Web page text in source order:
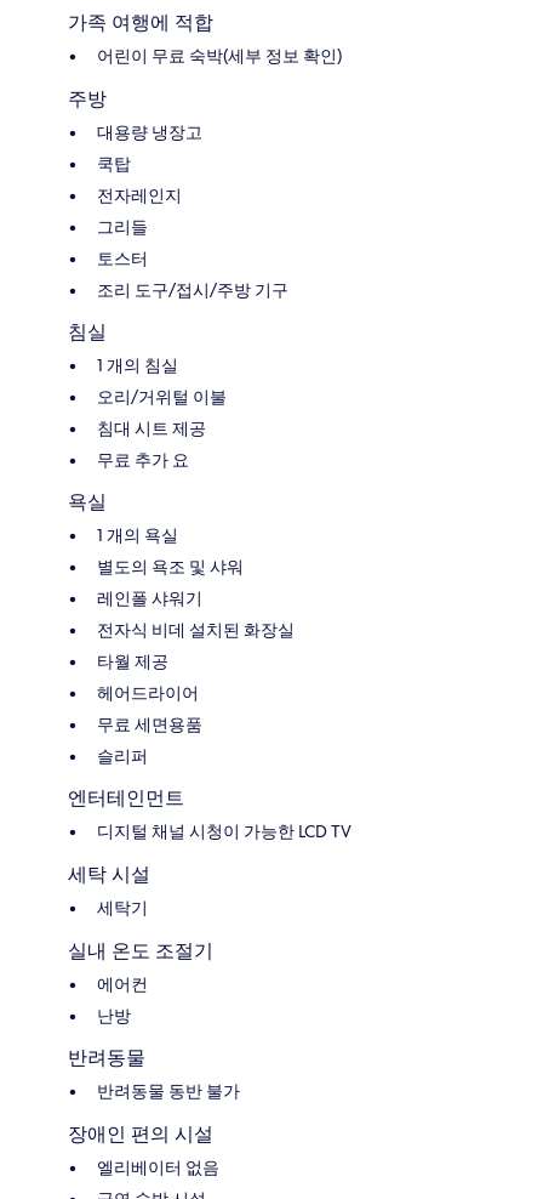
가족 여행에 적합
어린이 무료 숙박(세부 정보 확인)
주방
대용량 냉장고
쿡탑
전자레인지
그리들
토스터
조리 도구/접시/주방 기구
침실
1 개의 침실
오리/거위털 이불
침대 시트 제공
무료 추가 요
욕실
1 개의 욕실
별도의 욕조 및 샤워
레인폴 샤워기
전자식 비데 설치된 화장실
타월 제공
헤어드라이어
무료 세면용품
슬리퍼
엔터테인먼트
디지털 채널 시청이 가능한 LCD TV
세탁 시설
세탁기
실내 온도 조절기
에어컨
난방
반려동물
반려동물 동반 불가
장애인 편의 시설
엘리베이터 없음